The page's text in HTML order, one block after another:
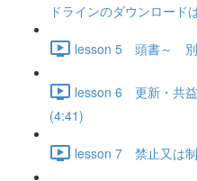
ドラインのダウンロード
lesson 5 頭書～ 別
lesson 6 更新・共
(4:41)
lesson 7 禁止又は